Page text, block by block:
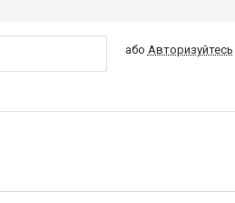
або Авторизуйтесь